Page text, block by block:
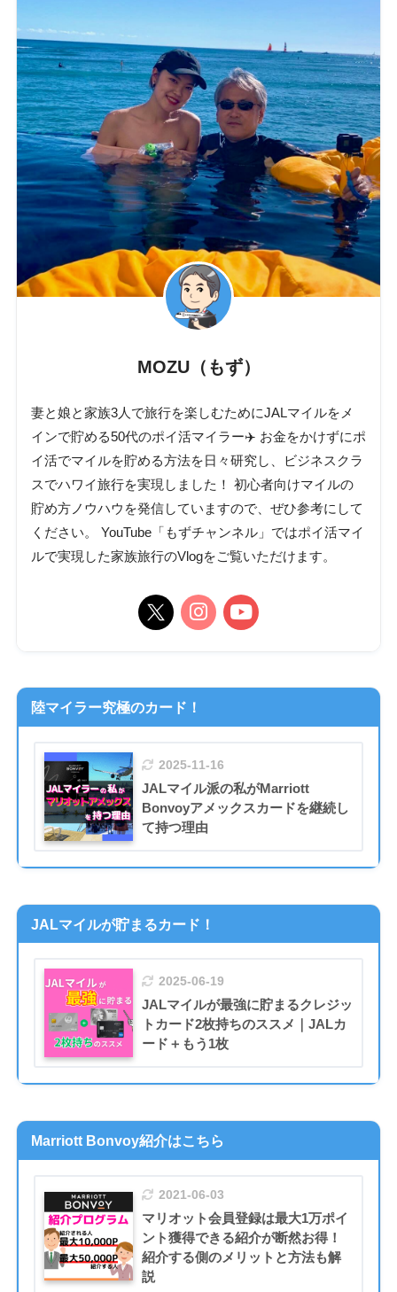
MOZU（もず）
妻と娘と家族3人で旅行を楽しむためにJALマイルをメ
インで貯める50代のポイ活マイラー✈️ お金をかけずにポ
イ活でマイルを貯める方法を日々研究し、ビジネスクラ
スでハワイ旅行を実現しました！ 初心者向けマイルの
貯め方ノウハウを発信していますので、ぜひ参考にして
ください。 YouTube「もずチャンネル」ではポイ活マイ
ルで実現した家族旅行のVlogをご覧いただけます。
陸マイラー究極のカード！
2025-11-16
JALマイル派の私がMarriott
Bonvoyアメックスカードを継続し
て持つ理由
JALマイルが貯まるカード！
2025-06-19
JALマイルが最強に貯まるクレジッ
トカード2枚持ちのススメ｜JALカ
ード＋もう1枚
Marriott Bonvoy紹介はこちら
2021-06-03
マリオット会員登録は最大1万ポイ
ント獲得できる紹介が断然お得！
紹介する側のメリットと方法も解
説